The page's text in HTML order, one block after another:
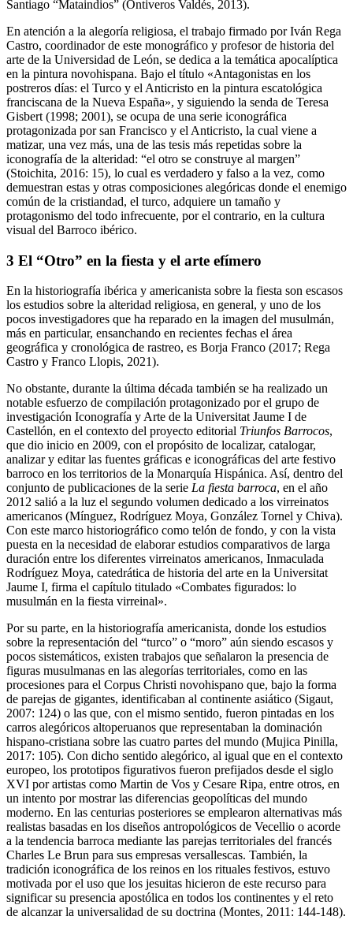
Santiago “Mataindios” (Ontiveros Valdés, 2013).
En atención a la alegoría religiosa, el trabajo firmado por Iván Rega
Castro, coordinador de este monográfico y profesor de historia del
arte de la Universidad de León, se dedica a la temática apocalíptica
en la pintura novohispana. Bajo el título «Antagonistas en los
postreros días: el Turco y el Anticristo en la pintura escatológica
franciscana de la Nueva España», y siguiendo la senda de Teresa
Gisbert (1998; 2001), se ocupa de una serie iconográfica
protagonizada por san Francisco y el Anticristo, la cual viene a
matizar, una vez más, una de las tesis más repetidas sobre la
iconografía de la alteridad: “el otro se construye al margen”
(Stoichita, 2016: 15), lo cual es verdadero y falso a la vez, como
demuestran estas y otras composiciones alegóricas donde el enemigo
común de la cristiandad, el turco, adquiere un tamaño y
protagonismo del todo infrecuente, por el contrario, en la cultura
visual del Barroco ibérico.
3 El “Otro” en la fiesta y el arte efímero
En la historiografía ibérica y americanista sobre la fiesta son escasos
los estudios sobre la alteridad religiosa, en general, y uno de los
pocos investigadores que ha reparado en la imagen del musulmán,
más en particular, ensanchando en recientes fechas el área
geográfica y cronológica de rastreo, es Borja Franco (2017; Rega
Castro y Franco Llopis, 2021).
No obstante, durante la última década también se ha realizado un
notable esfuerzo de compilación protagonizado por el grupo de
investigación Iconografía y Arte de la Universitat Jaume I de
Castellón, en el contexto del proyecto editorial Triunfos Barrocos,
que dio inicio en 2009, con el propósito de localizar, catalogar,
analizar y editar las fuentes gráficas e iconográficas del arte festivo
barroco en los territorios de la Monarquía Hispánica. Así, dentro del
conjunto de publicaciones de la serie La fiesta barroca, en el año
2012 salió a la luz el segundo volumen dedicado a los virreinatos
americanos (Mínguez, Rodríguez Moya, González Tornel y Chiva).
Con este marco historiográfico como telón de fondo, y con la vista
puesta en la necesidad de elaborar estudios comparativos de larga
duración entre los diferentes virreinatos americanos, Inmaculada
Rodríguez Moya, catedrática de historia del arte en la Universitat
Jaume I, firma el capítulo titulado «Combates figurados: lo
musulmán en la fiesta virreinal».
Por su parte, en la historiografía americanista, donde los estudios
sobre la representación del “turco” o “moro” aún siendo escasos y
pocos sistemáticos, existen trabajos que señalaron la presencia de
figuras musulmanas en las alegorías territoriales, como en las
procesiones para el Corpus Christi novohispano que, bajo la forma
de parejas de gigantes, identificaban al continente asiático (Sigaut,
2007: 124) o las que, con el mismo sentido, fueron pintadas en los
carros alegóricos altoperuanos que representaban la dominación
hispano-cristiana sobre las cuatro partes del mundo (Mujica Pinilla,
2017: 105). Con dicho sentido alegórico, al igual que en el contexto
europeo, los prototipos figurativos fueron prefijados desde el siglo
XVI por artistas como Martin de Vos y Cesare Ripa, entre otros, en
un intento por mostrar las diferencias geopolíticas del mundo
moderno. En las centurias posteriores se emplearon alternativas más
realistas basadas en los diseños antropológicos de Vecellio o acorde
a la tendencia barroca mediante las parejas territoriales del francés
Charles Le Brun para sus empresas versallescas. También, la
tradición iconográfica de los reinos en los rituales festivos, estuvo
motivada por el uso que los jesuitas hicieron de este recurso para
significar su presencia apostólica en todos los continentes y el reto
de alcanzar la universalidad de su doctrina (Montes, 2011: 144-148).